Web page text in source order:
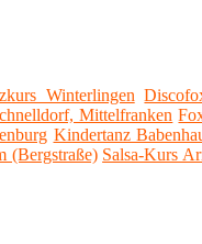
Winterlingen
Mittelfranken
Kindertanz
(Bergstraße) Salsa-Kurs